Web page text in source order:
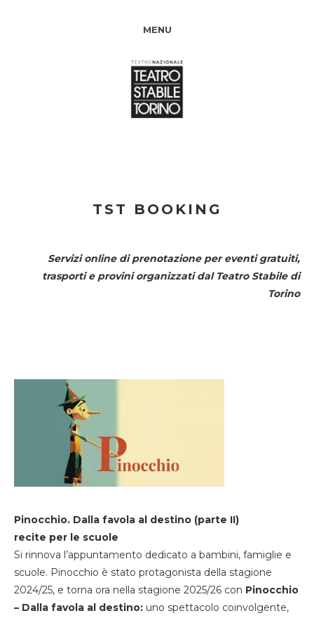
MENU
TST BOOKING
Servizi online di prenotazione per eventi gratuiti,
trasporti e provini organizzati dal Teatro Stabile di
Torino
Pinocchio. Dalla favola al destino (parte II)
recite per le scuole
Si rinnova l’appuntamento dedicato a bambini, famiglie e
scuole. Pinocchio è stato protagonista della stagione
2024/25, e torna ora nella stagione 2025/26 con Pinocchio
– Dalla favola al destino: uno spettacolo coinvolgente,